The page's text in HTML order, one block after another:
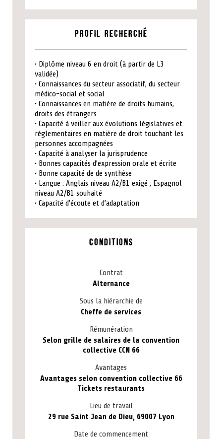
Profil recherché
• Diplôme niveau 6 en droit (à partir de L3
validée)
• Connaissances du secteur associatif, du secteur
médico-social et social
• Connaissances en matière de droits humains,
droits des étrangers
• Capacité à veiller aux évolutions législatives et
réglementaires en matière de droit touchant les
personnes accompagnées
• Capacité à analyser la jurisprudence
• Bonnes capacités d’expression orale et écrite
• Bonne capacité de de synthèse
• Langue : Anglais niveau A2/B1 exigé ; Espagnol
niveau A2/B1 souhaité
• Capacité d’écoute et d’adaptation
Conditions
Contrat
Alternance
Sous la hiérarchie de
Cheffe de services
Rémunération
Selon grille de salaires de la convention
collective CCN 66
Avantages
Avantages selon convention collective 66
Tickets restaurants
Lieu de travail
29 rue Saint Jean de Dieu, 69007 Lyon
Date de commencement